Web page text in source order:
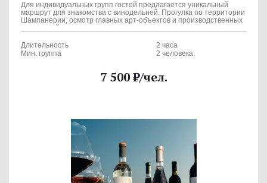
Для индивидуальных групп гостей предлагается уникальный
маршрут для знакомства с винодельней. Прогулка по территории
Шампанерии, осмотр главных арт-объектов и производственных
мощностей.
Длительность
2 часа
Мин. группа
2 человека
7 500₽/чел.